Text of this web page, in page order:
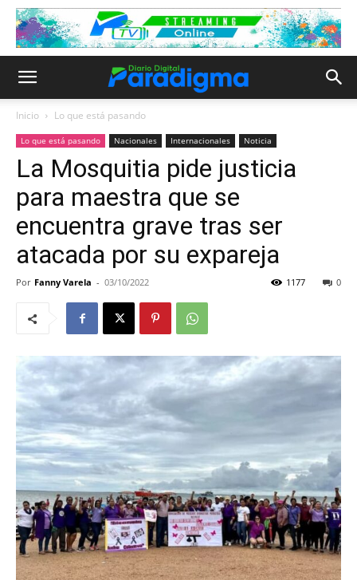
Inicio Lo que está pasando
Lo que está pasando Nacionales Internacionales Noticia
La Mosquitia pide justicia
para maestra que se
encuentra grave tras ser
atacada por su expareja
Por Fanny Varela - 03/10/2022 0
1177